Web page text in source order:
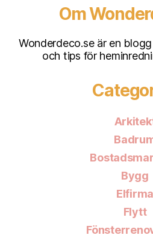
Om
Wonderdeco.se är en
och tips för
Bygg
Elfirma
Flytt